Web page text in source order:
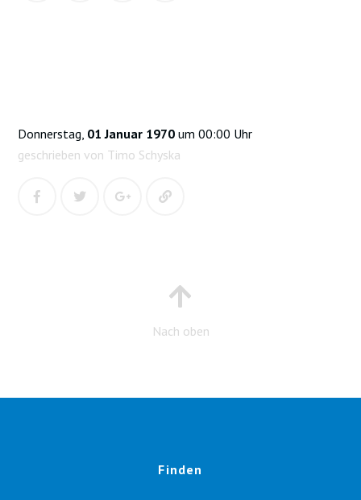
Donnerstag, 01 Januar 1970 um 00:00 Uhr
geschrieben von Timo Schyska
Nach oben
Finden